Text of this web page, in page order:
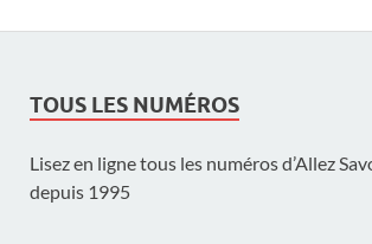
TOUS LES NUMÉROS
Lisez en ligne tous les numéros d’Allez
depuis 1995